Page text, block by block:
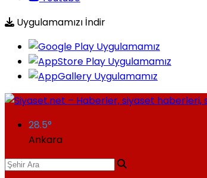
Uygulamamızı İndir
28.5°
Ankara